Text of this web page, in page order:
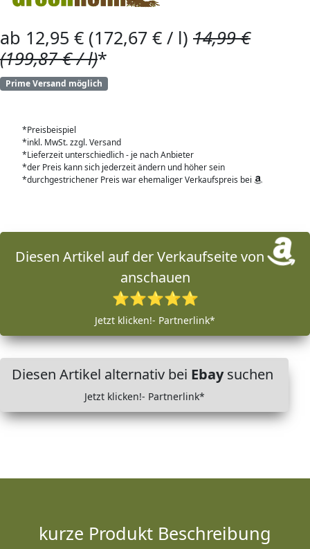
ab 12,95 € (172,67 € / l) 14,99 €
(199,87 € / l)*
Prime Versand möglich
*Preisbeispiel
*inkl. MwSt. zzgl. Versand
*Lieferzeit unterschiedlich - je nach Anbieter
*der Preis kann sich jederzeit ändern und höher sein
*durchgestrichener Preis war ehemaliger Verkaufspreis bei
Diesen Artikel auf der Verkaufseite von
anschauen
⭐⭐⭐⭐⭐
Jetzt klicken!- Partnerlink*
Diesen Artikel alternativ bei Ebaysuchen
Jetzt klicken!- Partnerlink*
kurze Produkt Beschreibung